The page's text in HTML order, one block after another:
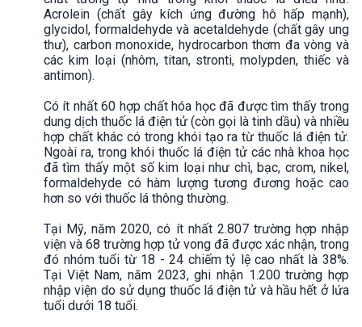
Acrolein (chất gây kích ứng đường hô hấp mạnh),
glycidol, formaldehyde và acetaldehyde (chất gây ung
thư), carbon monoxide, hydrocarbon thơm đa vòng và
các kim loại (nhôm, titan, stronti, molypden, thiếc và
antimon).
Có ít nhất 60 hợp chất hóa học đã được tìm thấy trong
dung dịch thuốc lá điện tử (còn gọi là tinh dầu) và nhiều
hợp chất khác có trong khói tạo ra từ thuốc lá điện tử.
Ngoài ra, trong khói thuốc lá điện tử các nhà khoa học
đã tìm thấy một số kim loại như chì, bạc, crom, nikel,
formaldehyde có hàm lượng tương đương hoặc cao
hơn so với thuốc lá thông thường.
Tại Mỹ, năm 2020, có ít nhất 2.807 trường hợp nhập
viện và 68 trường hợp tử vong đã được xác nhận, trong
đó nhóm tuổi từ 18 - 24 chiếm tỷ lệ cao nhất là 38%.
Tại Việt Nam, năm 2023, ghi nhận 1.200 trường hợp
nhập viện do sử dụng thuốc lá điện tử và hầu hết ở lứa
tuổi dưới 18 tuổi.